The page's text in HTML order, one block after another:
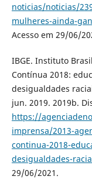
noticias/noticias/
mulheres-ainda-
Acesso em 29/06/
IBGE. Instituto
Contínua 2018:
desigualdades
jun. 2019. 2019b.
https://
imprensa/2013-
continua-2018-
desigualdades-
29/06/2021.